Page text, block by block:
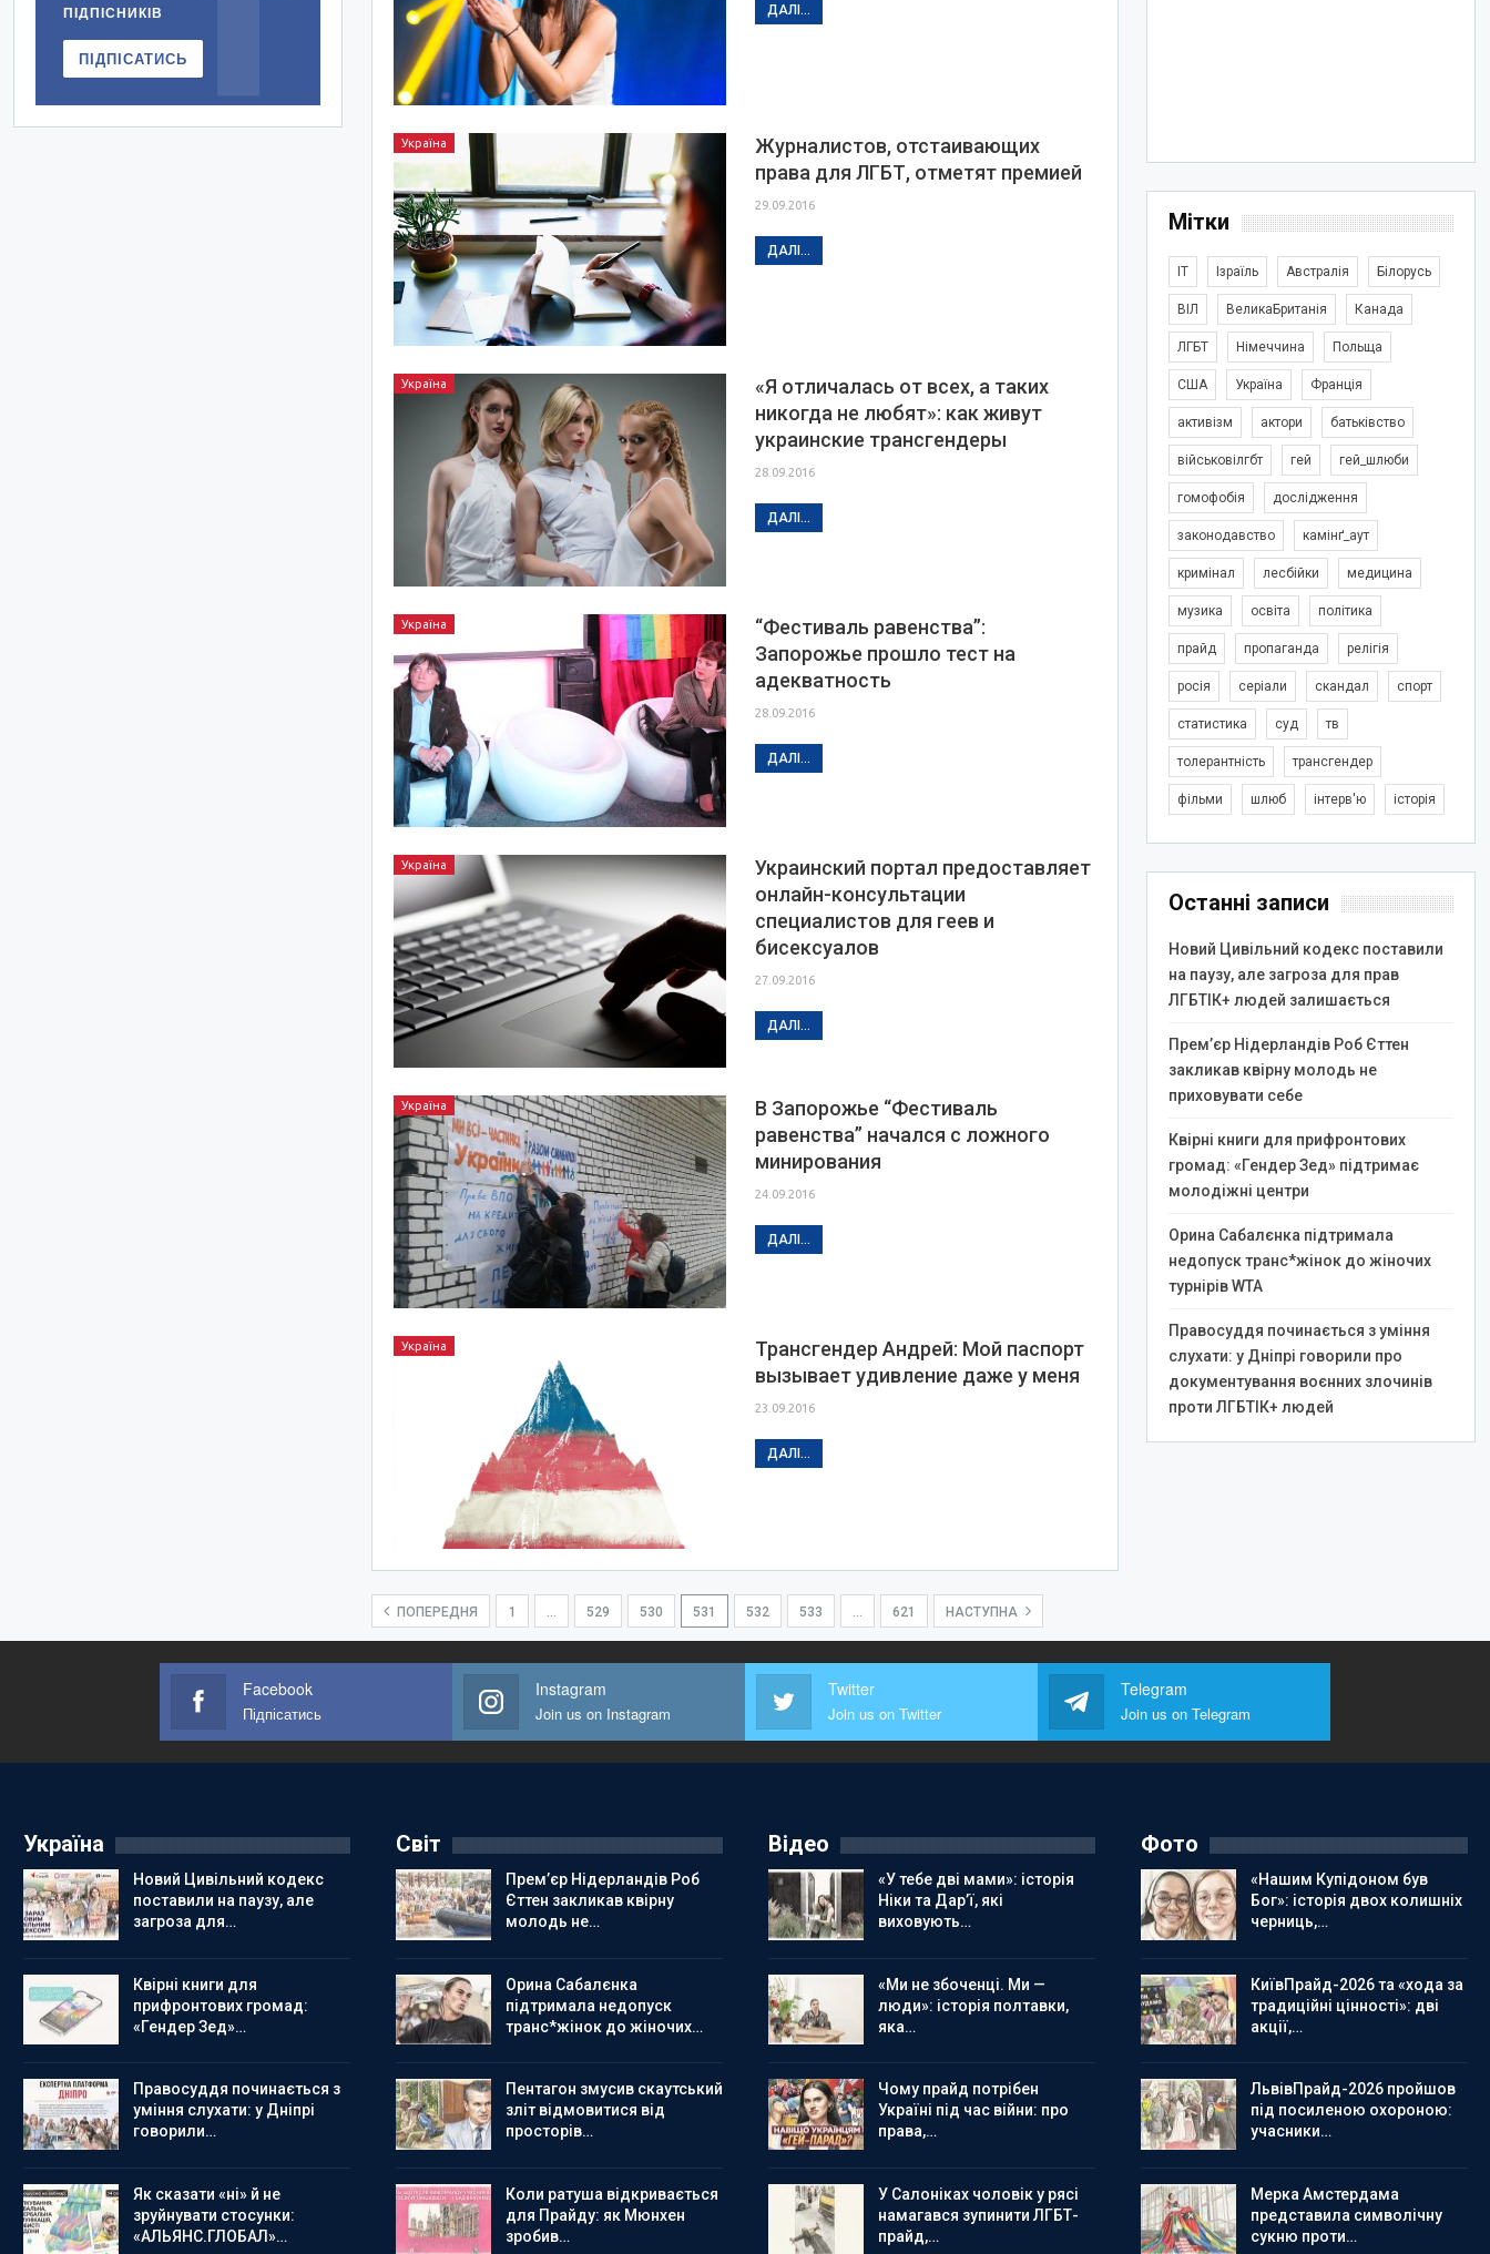
ДАЛІ...
Україна
Журналистов, отстаивающих
права для ЛГБТ, отметят премией
29.09.2016
ДАЛІ...
Україна
«Я отличалась от всех, а таких
никогда не любят»: как живут
украинские трансгендеры
28.09.2016
ДАЛІ...
Україна
“Фестиваль равенства”:
Запорожье прошло тест на
адекватность
28.09.2016
ДАЛІ...
Україна
Украинский портал предоставляет
онлайн-консультации
специалистов для геев и
бисексуалов
27.09.2016
ДАЛІ...
Україна
В Запорожье “Фестиваль
равенства” начался с ложного
минирования
24.09.2016
ДАЛІ...
Україна
Трансгендер Андрей: Мой паспорт
вызывает удивление даже у меня
23.09.2016
ДАЛІ...
ПОПЕРЕДНЯ 1 529 530 531 532 533 621 НАСТУПНА
Мітки
IT Ізраїль Австралія Білорусь
ВІЛ ВеликаБританія Канада
ЛГБТ Німеччина Польща
США Україна Франція
активізм актори батьківство
військовілгбт гей гей_шлюби
гомофобія дослідження
законодавство камінґ_аут
кримінал лесбійки медицина
музика освіта політика
прайд пропаганда релігія
росія серіали скандал спорт
статистика суд тв
толерантність трансгендер
фільми шлюб інтерв'ю історія
Останні записи
Новий Цивільний кодекс поставили
на паузу, але загроза для прав
ЛГБТІК+ людей залишається
Прем’єр Нідерландів Роб Єттен
закликав квірну молодь не
приховувати себе
Квірні книги для прифронтових
громад: «Гендер Зед» підтримає
молодіжні центри
Орина Сабалєнка підтримала
недопуск транс*жінок до жіночих
турнірів WTA
Правосуддя починається з уміння
слухати: у Дніпрі говорили про
документування воєнних злочинів
проти ЛГБТІК+ людей
ПІДПІСНИКІВ
ПІДПІСАТИСЬ
Facebook
Підпісатись
Instagram
Join us on Instagram
Twitter
Join us on Twitter
Telegram
Join us on Telegram
Україна
Новий Цивільний кодекс
поставили на паузу, але
загроза для…
Квірні книги для
прифронтових громад:
«Гендер Зед»…
Правосуддя починається з
уміння слухати: у Дніпрі
говорили…
Як сказати «ні» й не
зруйнувати стосунки:
«АЛЬЯНС.ГЛОБАЛ»…
Світ
Прем’єр Нідерландів Роб
Єттен закликав квірну
молодь не…
Орина Сабалєнка
підтримала недопуск
транс*жінок до жіночих…
Пентагон змусив скаутський
зліт відмовитися від
просторів…
Коли ратуша відкривається
для Прайду: як Мюнхен
зробив…
Відео
«У тебе дві мами»: історія
Ніки та Дар’ї, які
виховують…
«Ми не збоченці. Ми —
люди»: історія полтавки,
яка…
Чому прайд потрібен
Україні під час війни: про
права,…
У Салоніках чоловік у рясі
намагався зупинити ЛГБТ-
прайд,…
Фото
«Нашим Купідоном був
Бог»: історія двох колишніх
черниць,…
КиївПрайд-2026 та «хода за
традиційні цінності»: дві
акції,…
ЛьвівПрайд-2026 пройшов
під посиленою охороною:
учасники…
Мерка Амстердама
представила символічну
сукню проти…